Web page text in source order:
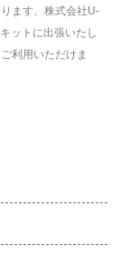
ます、株式会社U-
ットに出張いたし
利用いただけま